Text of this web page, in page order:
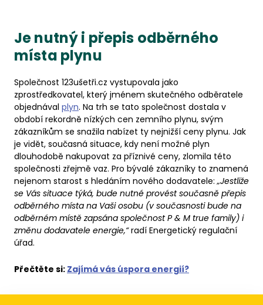
Je nutný i přepis odběrného
místa plynu
Společnost 123ušetři.cz vystupovala jako
zprostředkovatel, který jménem skutečného odběratele
objednával plyn. Na trh se tato společnost dostala v
období rekordně nízkých cen zemního plynu, svým
zákazníkům se snažila nabízet ty nejnižší ceny plynu. Jak
je vidět, současná situace, kdy není možné plyn
dlouhodobě nakupovat za příznivé ceny, zlomila této
společnosti zřejmě vaz. Pro bývalé zákazníky to znamená
nejenom starost s hledáním nového dodavatele:„Jestliže
se Vás situace týká, bude nutné provést současně přepis
odběrného místa na Vaši osobu (v současnosti bude na
odběrném místě zapsána společnost P & M true family) i
změnu dodavatele energie,“radí Energetický regulační
úřad.
Přečtěte si: Zajímá vás úspora energií?